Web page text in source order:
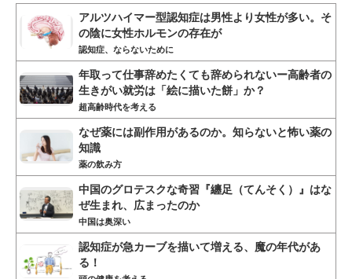
アルツハイマー型認知症は男性より女性が多い。そ
の陰に女性ホルモンの存在が
認知症、ならないために
年取って仕事辞めたくても辞められないー高齢者の
生きがい就労は「絵に描いた餅」か？
超高齢時代を考える
なぜ薬には副作用があるのか。知らないと怖い薬の
知識
薬の飲み方
中国のグロテスクな奇習『纏足（てんそく）』はな
ぜ生まれ、広まったのか
中国は奥深い
認知症が急カーブを描いて増える、魔の年代があ
る！